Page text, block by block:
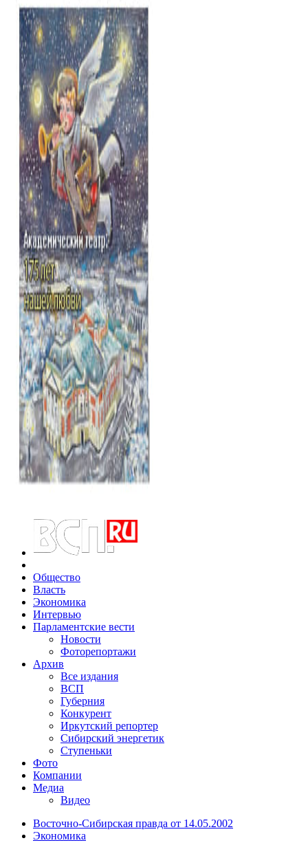
Общество
Власть
Экономика
Интервью
Парламентские вести
Новости
Фоторепортажи
Архив
Все издания
ВСП
Губерния
Конкурент
Иркутский репортер
Сибирский энергетик
Ступеньки
Фото
Компании
Медиа
Видео
Восточно-Сибирская правда от 14.05.2002
Экономика